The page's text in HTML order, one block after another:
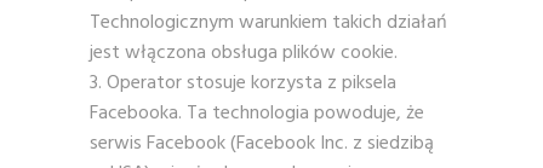
Technologicznym warunkiem takich działań
jest włączona obsługa plików cookie.
Operator stosuje korzysta z piksela
Facebooka. Ta technologia powoduje, że
serwis Facebook (Facebook Inc. z siedzibą